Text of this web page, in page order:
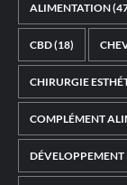
ALIMENTATION
CBD(18)
CHIRURGIE
COMPLÉMENT
DÉVELOPPEMENT